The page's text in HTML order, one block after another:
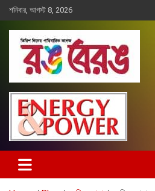
Skip
to
content
শনিবার, আগস্ট 8, 2026
রঙ বেরঙ